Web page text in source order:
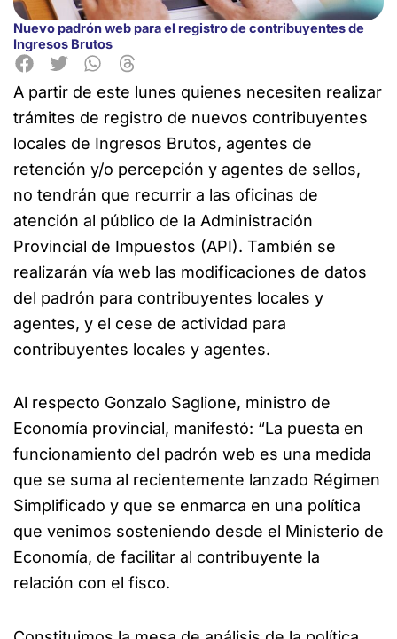
Nuevo padrón web para el registro de contribuyentes de
Ingresos Brutos
A partir de este lunes quienes necesiten realizar
trámites de registro de nuevos contribuyentes
locales de Ingresos Brutos, agentes de
retención y/o percepción y agentes de sellos,
no tendrán que recurrir a las oficinas de
atención al público de la Administración
Provincial de Impuestos (API). También se
realizarán vía web las modificaciones de datos
del padrón para contribuyentes locales y
agentes, y el cese de actividad para
contribuyentes locales y agentes.
Al respecto Gonzalo Saglione, ministro de
Economía provincial, manifestó: “La puesta en
funcionamiento del padrón web es una medida
que se suma al recientemente lanzado Régimen
Simplificado y que se enmarca en una política
que venimos sosteniendo desde el Ministerio de
Economía, de facilitar al contribuyente la
relación con el fisco.